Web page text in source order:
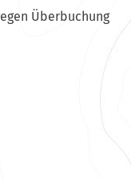
Überbuchung